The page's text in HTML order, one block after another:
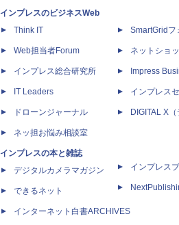
インプレスのビジネスWeb
Think IT
Web担当者Forum
インプレス総合研究所
IT Leaders
ドローンジャーナル
ネッ担お悩み相談室
インプレスの本と雑誌
デジタルカメラマガジン
できるネット
インターネット白書ARCHIVES
SmartGridフ
ネットショ
Impress
インプレス
DIGITAL X
インプレス